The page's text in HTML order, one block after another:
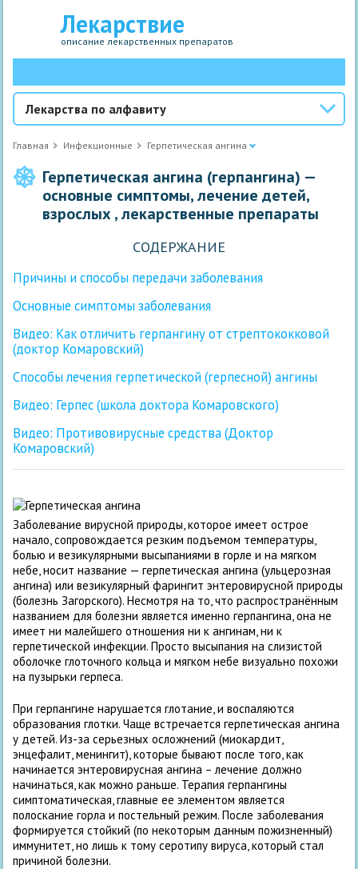
Лекарствие
описание лекарственных препаратов
Лекарства по алфавиту
Главная Инфекционные Герпетическая ангина
Герпетическая ангина (герпангина) —
основные симптомы, лечение детей,
взрослых , лекарственные препараты
СОДЕРЖАНИЕ
Причины и способы передачи заболевания
Основные симптомы заболевания
Видео: Как отличить герпангину от стрептококковой
(доктор Комаровский)
Способы лечения герпетической (герпесной) ангины
Видео: Герпес (школа доктора Комаровского)
Видео: Противовирусные средства (Доктор
Комаровский)
Заболевание вирусной природы, которое имеет острое
начало, сопровождается резким подъемом температуры,
болью и везикулярными высыпаниями в горле и на мягком
небе, носит название — герпетическая ангина (ульцерозная
ангина) или везикулярный фарингит энтеровирусной природы
(болезнь Загорского). Несмотря на то, что распространённым
названием для болезни является именно герпангина, она не
имеет ни малейшего отношения ни к ангинам, ни к
герпетической инфекции. Просто высыпания на слизистой
оболочке глоточного кольца и мягком небе визуально похожи
на пузырьки герпеса.
При герпангине нарушается глотание, и воспаляются
образования глотки. Чаще встречается герпетическая ангина
у детей. Из-за серьезных осложнений (миокардит,
энцефалит, менингит), которые бывают после того, как
начинается энтеровирусная ангина – лечение должно
начинаться, как можно раньше. Терапия герпангины
симптоматическая, главные ее элементом является
полоскание горла и постельный режим. После заболевания
формируется стойкий (по некоторым данным пожизненный)
иммунитет, но лишь к тому серотипу вируса, который стал
причиной болезни.